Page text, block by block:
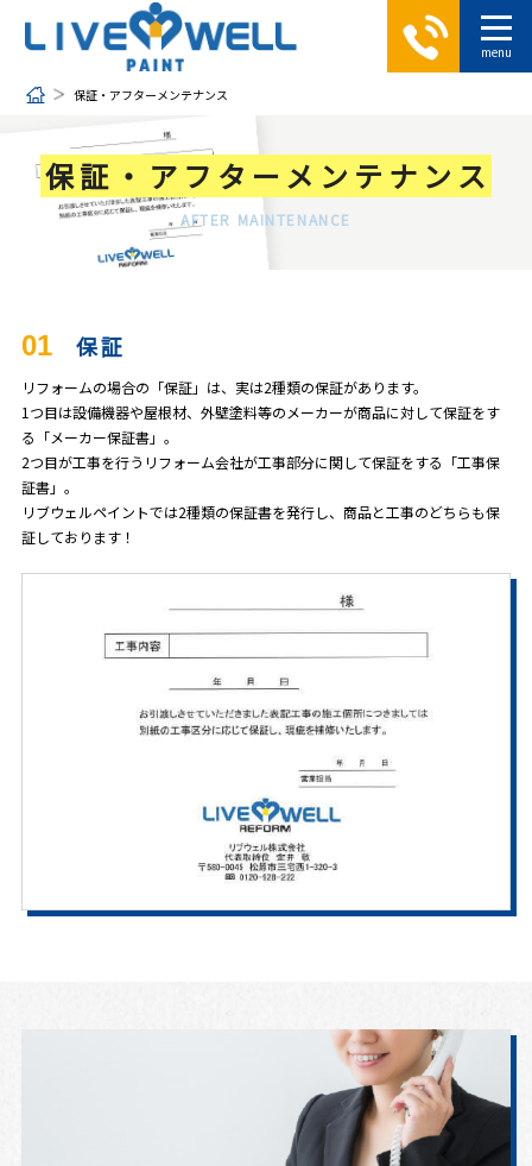
保証・アフターメンテナンス
保証・アフターメンテナンス
AFTER MAINTENANCE
01 保証
リフォームの場合の「保証」は、実は2種類の保証があります。
1つ目は設備機器や屋根材、外壁塗料等のメーカーが商品に対して保証をす
る「メーカー保証書」。
2つ目が工事を行うリフォーム会社が工事部分に関して保証をする「工事保
証書」。
リブウェルペイントでは2種類の保証書を発行し、商品と工事のどちらも保
証しております！